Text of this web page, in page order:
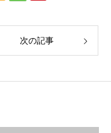
次の記事